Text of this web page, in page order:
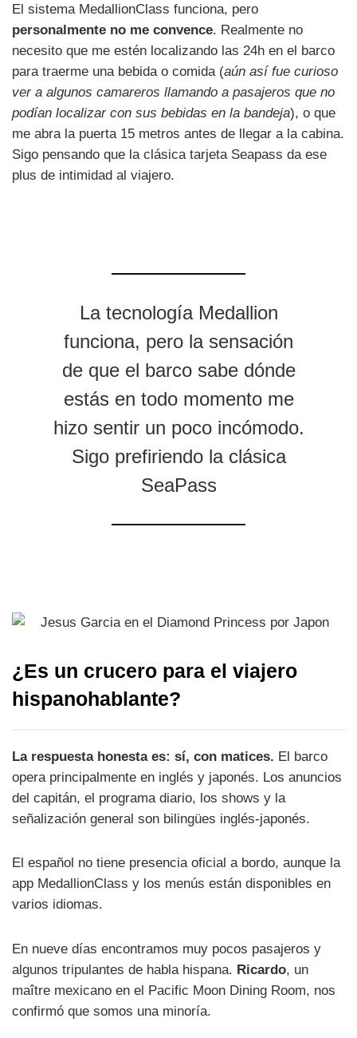
El sistema MedallionClass funciona, pero
personalmente no me convence. Realmente no
necesito que me estén localizando las 24h en el barco
para traerme una bebida o comida (aún así fue curioso
ver a algunos camareros llamando a pasajeros que no
podían localizar con sus bebidas en la bandeja), o que
me abra la puerta 15 metros antes de llegar a la cabina.
Sigo pensando que la clásica tarjeta Seapass da ese
plus de intimidad al viajero.
La tecnología Medallion
funciona, pero la sensación
de que el barco sabe dónde
estás en todo momento me
hizo sentir un poco incómodo.
Sigo prefiriendo la clásica
SeaPass
¿Es un crucero para el viajero
hispanohablante?
La respuesta honesta es: sí, con matices. El barco
opera principalmente en inglés y japonés. Los anuncios
del capitán, el programa diario, los shows y la
señalización general son bilingües inglés-japonés.
El español no tiene presencia oficial a bordo, aunque la
app MedallionClass y los menús están disponibles en
varios idiomas.
En nueve días encontramos muy pocos pasajeros y
algunos tripulantes de habla hispana. Ricardo, un
maître mexicano en el Pacific Moon Dining Room, nos
confirmó que somos una minoría.